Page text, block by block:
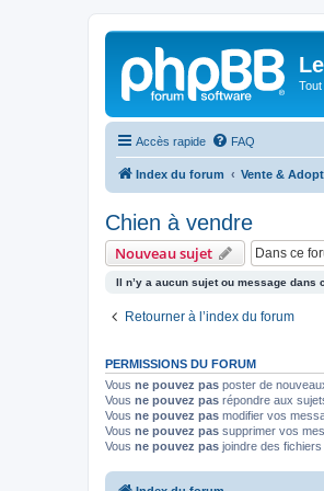
Accès rapide FAQ
Index du forum Vente &
Chien à vendre
Nouveau sujet
Il n’y a aucun sujet ou message dans
Retourner à l’index du forum
PERMISSIONS DU FORUM
Vous ne pouvez pas poster de
Vous ne pouvez pas répondre aux
Vous ne pouvez pas modifier vos
Vous ne pouvez pas supprimer vos
Vous ne pouvez pas joindre des fichiers